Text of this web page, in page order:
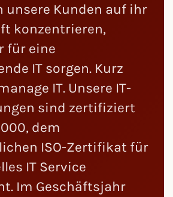
unsere Kunden auf ihr
konzentrieren,
für eine
IT sorgen. Kurz
IT. Unsere IT-
sind zertifiziert
dem
ISO-Zertifikat für
IT Service
Im Geschäftsjahr